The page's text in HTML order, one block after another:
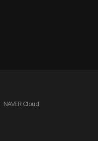
NAVER Cloud